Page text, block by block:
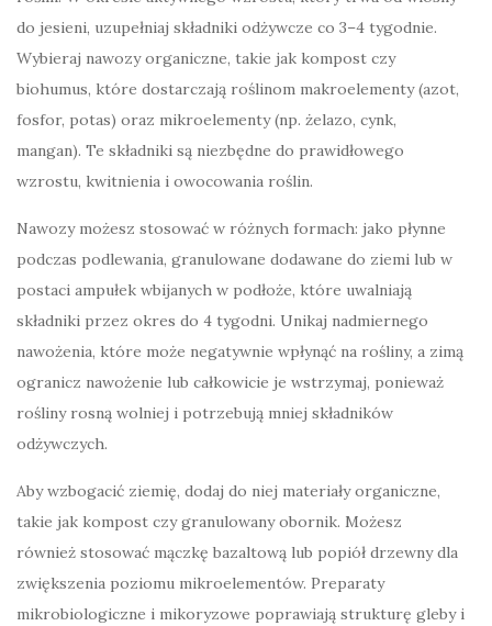
do jesieni, uzupełniaj składniki odżywcze co 3–4 tygodnie.
Wybieraj nawozy organiczne, takie jak kompost czy
biohumus, które dostarczają roślinom makroelementy (azot,
fosfor, potas) oraz mikroelementy (np. żelazo, cynk,
mangan). Te składniki są niezbędne do prawidłowego
wzrostu, kwitnienia i owocowania roślin.
Nawozy możesz stosować w różnych formach: jako płynne
podczas podlewania, granulowane dodawane do ziemi lub w
postaci ampułek wbijanych w podłoże, które uwalniają
składniki przez okres do 4 tygodni. Unikaj nadmiernego
nawożenia, które może negatywnie wpłynąć na rośliny, a zimą
ogranicz nawożenie lub całkowicie je wstrzymaj, ponieważ
rośliny rosną wolniej i potrzebują mniej składników
odżywczych.
Aby wzbogacić ziemię, dodaj do niej materiały organiczne,
takie jak kompost czy granulowany obornik. Możesz
również stosować mączkę bazaltową lub popiół drzewny dla
zwiększenia poziomu mikroelementów. Preparaty
mikrobiologiczne i mikoryzowe poprawiają strukturę gleby i